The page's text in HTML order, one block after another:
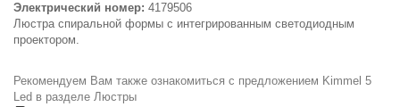
Электрический номер: 4179506
Люстра спиральной формы с интегрированным светодиодным
проектором.
Рекомендуем Вам также ознакомиться с предложением Kimmel 5
Led в разделе Люстры